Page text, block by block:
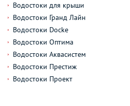
Водостоки для крыши
Водостоки Гранд Лайн
Водостоки Docke
Водостоки Оптима
Водостоки Аквасистем
Водостоки Престиж
Водостоки Проект